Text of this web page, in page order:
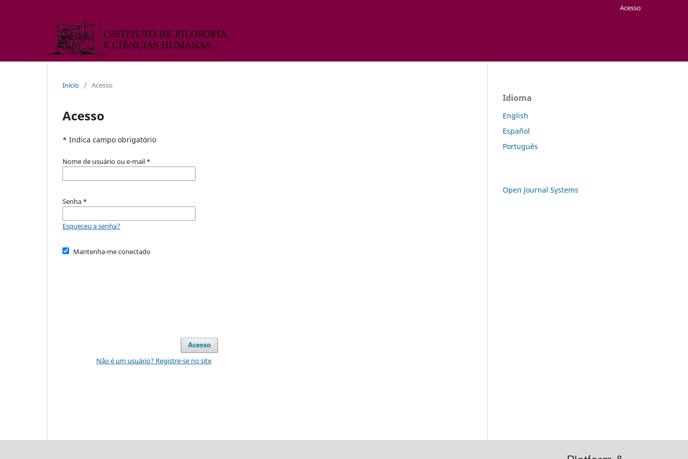
Acesso
Início / Acesso
Acesso
* Indica campo obrigatório
Nome de usuário ou e-mail *
Senha *
Esqueceu a senha?
Mantenha-me conectado
Acesso
Não é um usuário? Registre-se no site
Idioma
English
Español
Português
Open Journal Systems